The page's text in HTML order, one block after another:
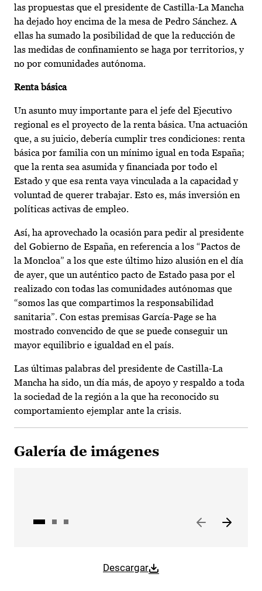
las propuestas que el presidente de Castilla-La Mancha
ha dejado hoy encima de la mesa de Pedro Sánchez. A
ellas ha sumado la posibilidad de que la reducción de
las medidas de confinamiento se haga por territorios, y
no por comunidades autónoma.
Renta básica
Un asunto muy importante para el jefe del Ejecutivo
regional es el proyecto de la renta básica. Una actuación
que, a su juicio, debería cumplir tres condiciones: renta
básica por familia con un mínimo igual en toda España;
que la renta sea asumida y financiada por todo el
Estado y que esa renta vaya vinculada a la capacidad y
voluntad de querer trabajar. Esto es, más inversión en
políticas activas de empleo.
Así, ha aprovechado la ocasión para pedir al presidente
del Gobierno de España, en referencia a los “Pactos de
la Moncloa” a los que este último hizo alusión en el día
de ayer, que un auténtico pacto de Estado pasa por el
realizado con todas las comunidades autónomas que
“somos las que compartimos la responsabilidad
sanitaria”. Con estas premisas García-Page se ha
mostrado convencido de que se puede conseguir un
mayor equilibrio e igualdad en el país.
Las últimas palabras del presidente de Castilla-La
Mancha ha sido, un día más, de apoyo y respaldo a toda
la sociedad de la región a la que ha reconocido su
comportamiento ejemplar ante la crisis.
Galería de imágenes
Descargar